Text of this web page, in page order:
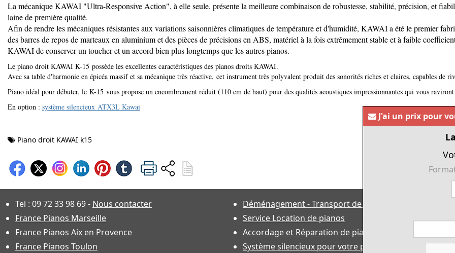
La mécanique KAWAI "Ultra-Responsive Action", à elle seule, présente la meilleure combinaison de robustesse, stabilité, précision, et
laine de première qualité.
Afin de rendre les mécaniques résistantes aux variations saisonnières climatiques de température et d'humidité, KAWAI a été le premier
des barres de repos de marteaux en aluminium et des pièces de précisions en ABS, matériel à la fois extrêmement stable et à faible
KAWAI de conserver un toucher et un accord bien plus longtemps que les autres pianos.
Le piano droit KAWAI K-15 possède les excellentes caractéristiques des pianos droits KAWAI.
Avec sa table d'harmonie en épicéa massif et sa mécanique très réactive, cet instrument très polyvalent produit des sonorités riches et claires, capables de
Piano idéal pour débuter, le K-15 vous propose un encombrement réduit (110 cm de haut) pour des qualités acoustiques impressionnantes qui vous raviront
En option : système silencieux ATX3L Kawai
Piano droit KAWAI k15
J'ai un prix pour
Tel : 09 72 33 98 69- Nous contacter
France Pianos Marseille
France Pianos Aix en Provence
France Pianos Toulon
Déménagement - Transport de pianos
Service Location de pianos
Accordage et Réparation de piano
Système silencieux pour votre piano